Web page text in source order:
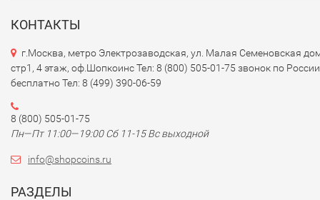
КОНТАКТЫ
г.Москва, метро Электрозаводская, ул. Малая Семеновская
стр1, 4 этаж, оф.Шопкоинс Тел: 8 (800) 505-01-75 звонок по России
бесплатно Тел: 8 (499) 390-06-59
8 (800) 505-01-75
Пн—Пт 11:00—19:00 Сб 11-15 Вс выходной
info@shopcoins.ru
РАЗДЕЛЫ